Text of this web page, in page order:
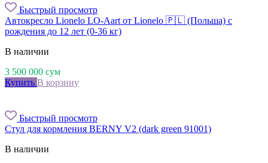
Быстрый просмотр
Автокресло Lionelo LO-Aart от Lionelo 🇵🇱 (Польша) с
рождения до 12 лет (0-36 кг)
В наличии
3 500 000 сум
Купить В корзину
Быстрый просмотр
Стул для кормления BERNY V2 (dark green 91001)
В наличии